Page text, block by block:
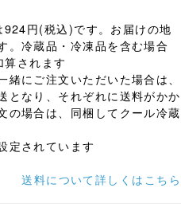
円(税込)です。お届けの地
。冷蔵品・冷凍品を含む場合
されます
にご注文いただいた場合は、
となり、それぞれに送料がかか
の場合は、同梱してクール冷蔵
定されています
送料について詳しくはこちら